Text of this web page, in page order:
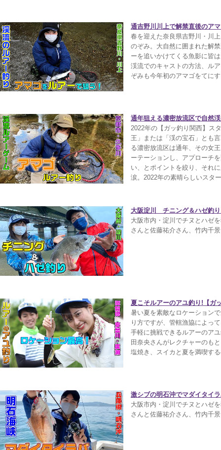
通吉野川川上で解禁直後のア
春を迎えた奈良県吉野川・川
のぞみ。大自然に囲まれた解
ーを追いかけてくる魚影に皆
渓流でのキャストの方法、ル
ぞみも今年初のアマゴをてに
通年狙える濃密放流区で自然
2022年の【ガッ釣り関西】ス
王」または「渓の宝石」とも
る濃密放流区は通年、その女
ーテーションし、アプローチ
い、とポイントを絞り、それ
涙。2022年の素晴らしいスタ
大阪淀川 チニング＆ハゼ釣
大阪市内・淀川でチヌとハゼ
さんと佐藤祐介さん、竹内千
夏こそルアーのアユ釣り!【ガ
暑い夏を素敵なロケーション
り方ですが、管轄漁協によっ
手軽に挑戦できるルアーのア
田奈央さんがレクチャーのも
塩焼き、スイカと夏を満喫す
激シブの明石沖でマダイタイ
大阪市内・淀川でチヌとハゼ
さんと佐藤祐介さん、竹内千